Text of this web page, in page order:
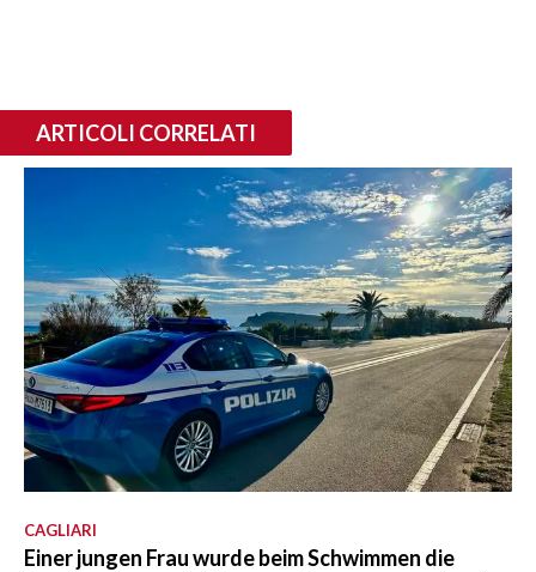
ARTICOLI CORRELATI
CAGLIARI
Einer jungen Frau wurde beim Schwimmen die